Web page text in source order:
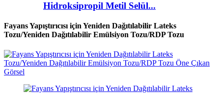
Hidroksipropil Metil Selül...
Fayans Yapıştırıcısı için Yeniden Dağıtılabilir Lateks
Tozu/Yeniden Dağıtılabilir Emülsiyon Tozu/RDP Tozu